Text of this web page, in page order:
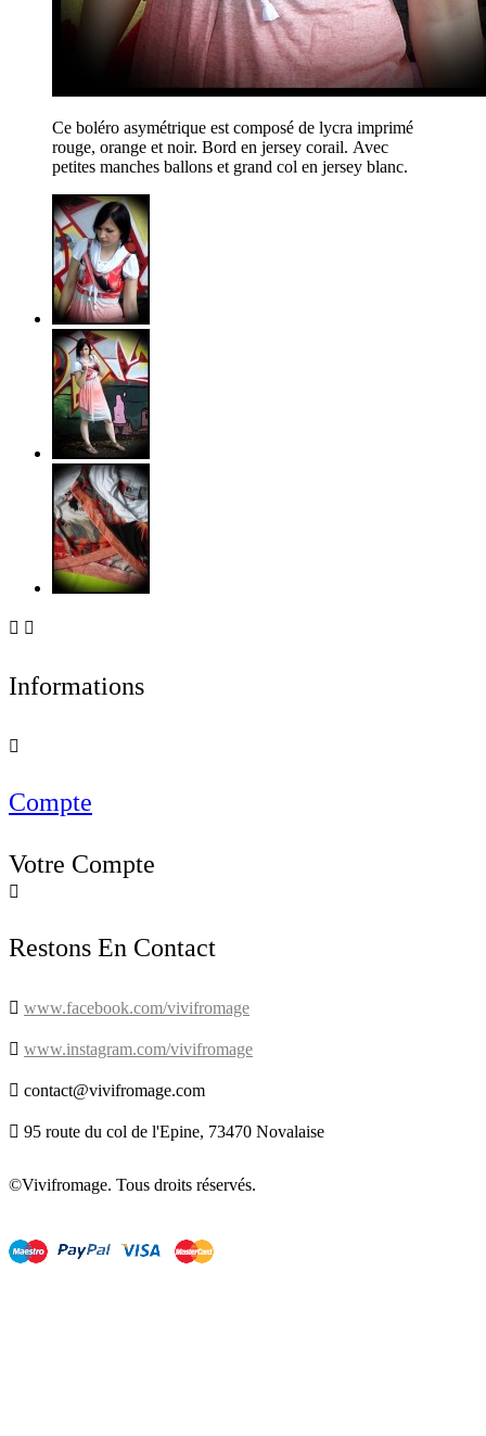
Ce boléro asymétrique est composé de lycra imprimé
rouge, orange et noir. Bord en jersey corail. Avec
petites manches ballons et grand col en jersey blanc.
 
Informations

Compte
Votre Compte

Restons En Contact
 www.facebook.com/vivifromage
 www.instagram.com/vivifromage
 contact@vivifromage.com
 95 route du col de l'Epine, 73470 Novalaise
©Vivifromage. Tous droits réservés.